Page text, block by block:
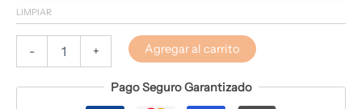
LIMPIAR
- + Agregar al carrito
Pago Seguro Garantizado